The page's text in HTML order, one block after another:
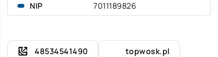
NIP 7011189826
48534541490 topwosk.pl